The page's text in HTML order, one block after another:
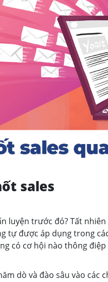
sales
luyện trước đó? Tất
tự được áp dụng trong
có cơ hội nào thông
dò và đào sâu vào các